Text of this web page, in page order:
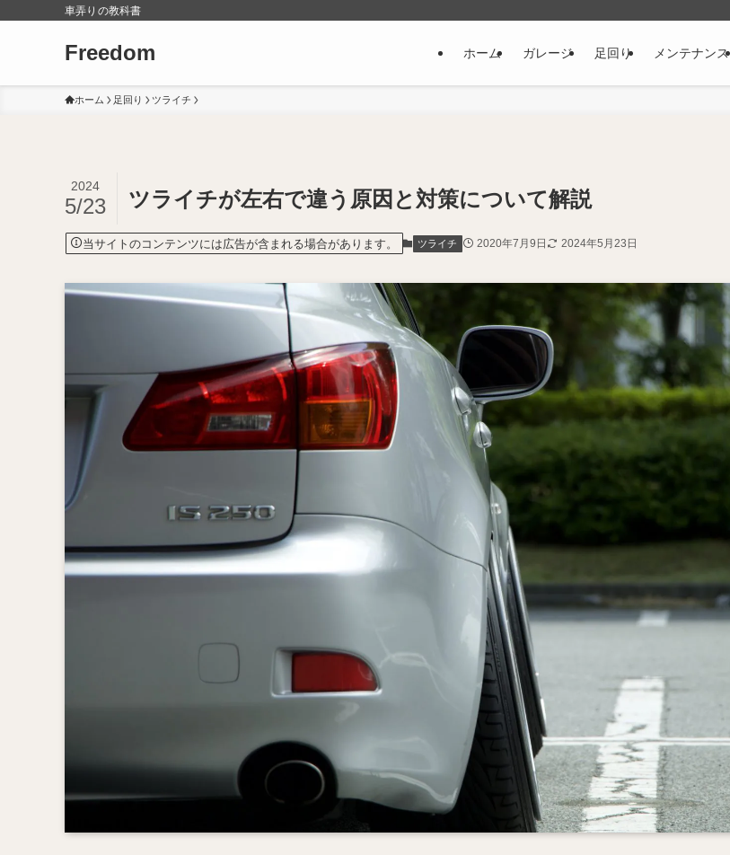
車弄りの教科書
Freedom ホーム ガレージ 足回り メンテナンス
ホーム 足回り ツライチ
ツライチが左右で違う原因と対策について解説
2024
5/23
当サイトのコンテンツには広告が含まれる場合があります。 ツライチ 2020年7月9日 2024年5月23日